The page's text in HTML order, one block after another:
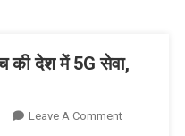
की देश में 5G सेवा,
Leave A CommentOn